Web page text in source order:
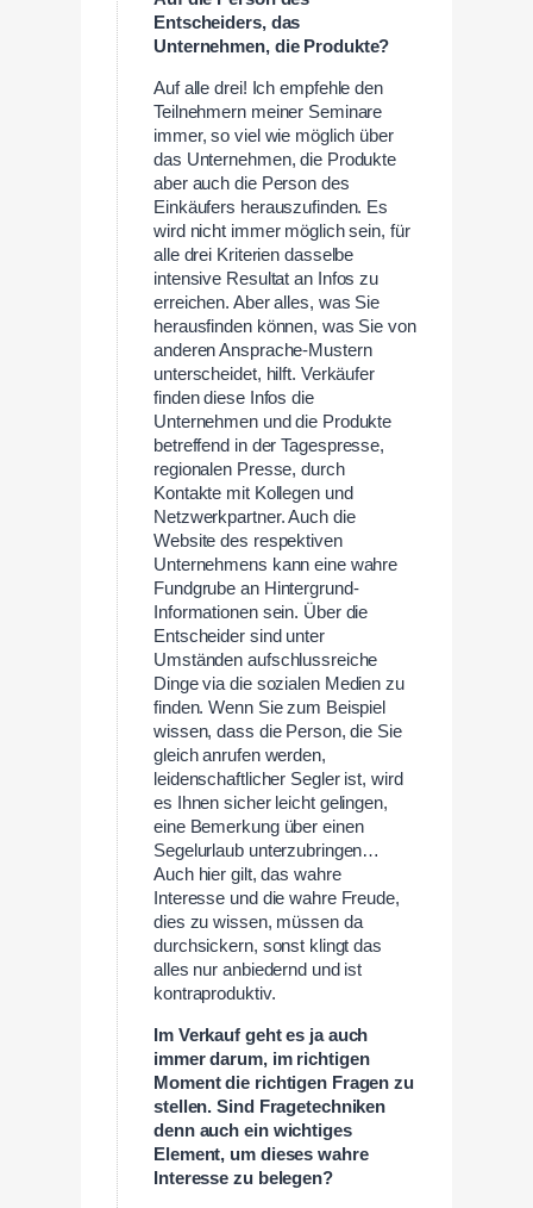
Entscheiders, das
Unternehmen, die Produkte?
Auf alle drei! Ich empfehle den
Teilnehmern meiner Seminare
immer, so viel wie möglich über
das Unternehmen, die Produkte
aber auch die Person des
Einkäufers herauszufinden. Es
wird nicht immer möglich sein, für
alle drei Kriterien dasselbe
intensive Resultat an Infos zu
erreichen. Aber alles, was Sie
herausfinden können, was Sie von
anderen Ansprache-Mustern
unterscheidet, hilft. Verkäufer
finden diese Infos die
Unternehmen und die Produkte
betreffend in der Tagespresse,
regionalen Presse, durch
Kontakte mit Kollegen und
Netzwerkpartner. Auch die
Website des respektiven
Unternehmens kann eine wahre
Fundgrube an Hintergrund-
Informationen sein. Über die
Entscheider sind unter
Umständen aufschlussreiche
Dinge via die sozialen Medien zu
finden. Wenn Sie zum Beispiel
wissen, dass die Person, die Sie
gleich anrufen werden,
leidenschaftlicher Segler ist, wird
es Ihnen sicher leicht gelingen,
eine Bemerkung über einen
Segelurlaub unterzubringen…
Auch hier gilt, das wahre
Interesse und die wahre Freude,
dies zu wissen, müssen da
durchsickern, sonst klingt das
alles nur anbiedernd und ist
kontraproduktiv.
Im Verkauf geht es ja auch
immer darum, im richtigen
Moment die richtigen Fragen zu
stellen. Sind Fragetechniken
denn auch ein wichtiges
Element, um dieses wahre
Interesse zu belegen?